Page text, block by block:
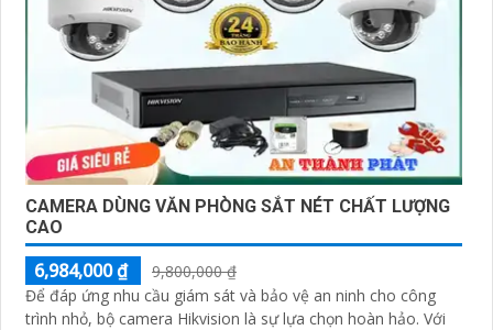
CAMERA DÙNG VĂN PHÒNG SẮT NÉT CHẤT LƯỢNG
CAO
6,984,000 ₫
9,800,000 ₫
Để đáp ứng nhu cầu giám sát và bảo vệ an ninh cho công
trình nhỏ, bộ camera Hikvision là sự lựa chọn hoàn hảo. Với